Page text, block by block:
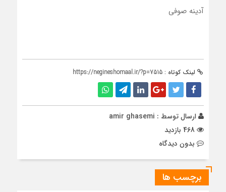
آدینه صوفی
لینک کوتاه : https://negineshomaal.ir/?p=7515
ارسال توسط : amir ghasemi
بدون دیدگاه
برچسب ها